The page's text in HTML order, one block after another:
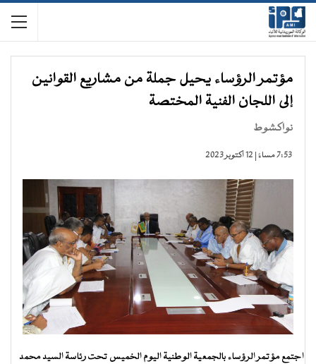
مؤتمر الرؤساء يحيل جملة من مشاريع القوانين
إلى اللجان الفنية المختصة
نواكشوط
7:53 مساءً | 12 أكتوبر 2023
اجتمع مؤتمر الرؤساء بالجمعية الوطنية اليوم الخميس تحت رئاسة السيد محمد